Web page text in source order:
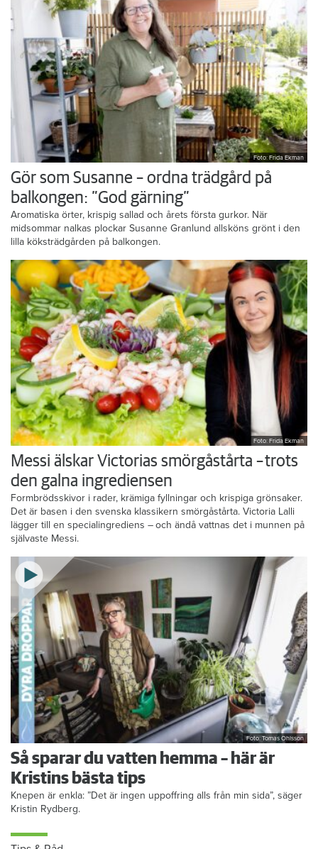
Foto: Frida Ekman
Gör som Susanne – ordna trädgård på
balkongen: ”God gärning”
Aromatiska örter, krispig sallad och årets första gurkor. När
midsommar nalkas plockar Susanne Granlund allsköns grönt i den
lilla köksträdgården på balkongen.
Foto: Frida Ekman
Messi älskar Victorias smörgåstårta – trots
den galna ingrediensen
Formbrödsskivor i rader, krämiga fyllningar och krispiga grönsaker.
Det är basen i den svenska klassikern smörgåstårta. Victoria Lalli
lägger till en specialingrediens – och ändå vattnas det i munnen på
självaste Messi.
Foto: Tomas Ohlsson
Så sparar du vatten hemma – här är
Kristins bästa tips
Knepen är enkla: ”Det är ingen uppoffring alls från min sida”, säger
Kristin Rydberg.